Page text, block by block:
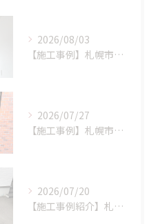
2026/08/03
【施工事例】札幌市手稲区 N様邸 室外機設置場所に配慮したエアコン新設工事！
2026/07/27
【施工事例】札幌市西区 K様邸 マンション玄関ドア交換工事：LIXIL リシェント(持ち出し工法)で、断熱性と防犯性を一気にアップ！
2026/07/20
【施工事例紹介】札幌市西区 S様邸 断熱基礎の剥離トラブルを解消！高耐久基礎保護材「インサルキソッシュMore」を用いた基礎補修工事